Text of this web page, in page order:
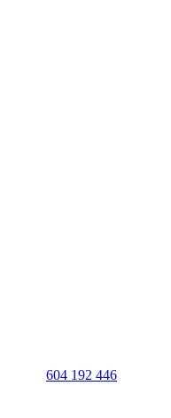
604 192 446